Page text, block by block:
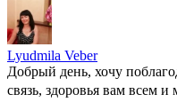
Lyudmila Veber
Добрый день, хочу
связь, здоровья вам всем